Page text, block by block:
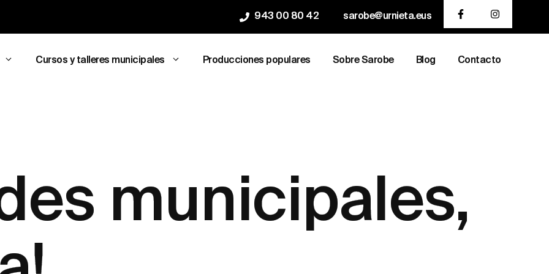
943 00 80 42 sarobe@urnieta.eus
Cursos y talleres municipales Producciones populares Sobre Sarobe Blog Contacto
municipales,